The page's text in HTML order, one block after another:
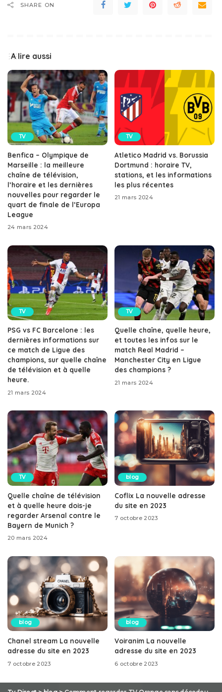
SHARE ON
A lire aussi
TV
Benfica – Olympique de
Marseille : la meilleure
chaîne de télévision,
l’horaire et les dernières
nouvelles pour regarder le
quart de finale de l’Europa
League
24 mars 2024
TV
Atletico Madrid vs. Borussia
Dortmund : horaire TV,
stations, et les informations
les plus récentes
21 mars 2024
TV
PSG vs FC Barcelone : les
dernières informations sur
ce match de Ligue des
champions, sur quelle chaîne
de télévision et à quelle
heure.
21 mars 2024
TV
Quelle chaîne, quelle heure,
et toutes les infos sur le
match Real Madrid –
Manchester City en Ligue
des champions ?
21 mars 2024
TV
Quelle chaîne de télévision
et à quelle heure dois-je
regarder Arsenal contre le
Bayern de Munich ?
20 mars 2024
blog
Coflix La nouvelle adresse
du site en 2023
7 octobre 2023
blog
Chanel stream La nouvelle
adresse du site en 2023
7 octobre 2023
blog
Voiranim La nouvelle
adresse du site en 2023
6 octobre 2023